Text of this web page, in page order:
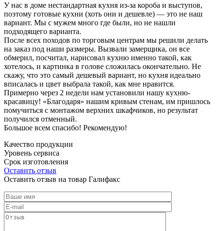
У нас в доме нестандартная кухня из-за короба и выступов,
поэтому готовые кухни (хоть они и дешевле) — это не наш
вариант. Мы с мужем много где были, но не нашли
подходящего варианта.
После всех походов по торговым центрам мы решили делать
на заказ под наши размеры. Вызвали замерщика, он все
обмерил, посчитал, нарисовал кухню именно такой, как
хотелось, и картинка в голове сложилась окончательно. Не
скажу, что это самый дешевый вариант, но кухня идеально
вписалась и цвет выбрала такой, как мне нравится.
Примерно через 2 недели нам установили нашу кухню-
красавицу! «Благодаря» нашим кривым стенам, им пришлось
помучиться с монтажом верхних шкафчиков, но результат
получился отменный.
Большое всем спасибо! Рекомендую!
Качество продукции
Уровень сервиса
Срок изготовления
Оставить отзыв
Оставить отзыв на товар Галифакс